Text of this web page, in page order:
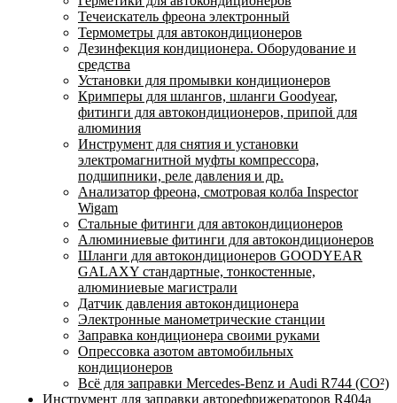
Течеискатель фреона электронный
Термометры для автокондиционеров
Дезинфекция кондиционера. Оборудование и
средства
Установки для промывки кондиционеров
Кримперы для шлангов, шланги Goodyear,
фитинги для автокондиционеров, припой для
алюминия
Инструмент для снятия и установки
электромагнитной муфты компрессора,
подшипники, реле давления и др.
Анализатор фреона, смотровая колба Inspector
Wigam
Стальные фитинги для автокондиционеров
Алюминиевые фитинги для автокондиционеров
Шланги для автокондиционеров GOODYEAR
GALAXY стандартные, тонкостенные,
алюминиевые магистрали
Датчик давления автокондиционера
Электронные манометрические станции
Заправка кондиционера своими руками
Опрессовка азотом автомобильных
кондиционеров
Всё для заправки Mercedes-Benz и Audi R744 (CO²)
Инструмент для заправки авторефрижераторов R404a